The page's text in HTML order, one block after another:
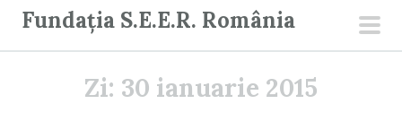
Fundația S.E.E.R. România
Zi: 30 ianuarie 2015